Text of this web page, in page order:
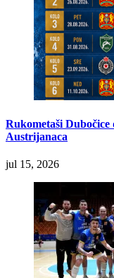
Rukometaši
Austrijanaca
jul 15, 2026